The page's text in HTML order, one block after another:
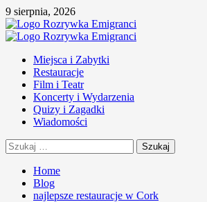
Skip
to
content
9 sierpnia, 2026
Primary
Miejsca i Zabytki
Restauracje
Film i Teatr
Koncerty i Wydarzenia
Quizy i Zagadki
Wiadomości
Szukaj:
Home
Blog
najlepsze restauracje w Cork